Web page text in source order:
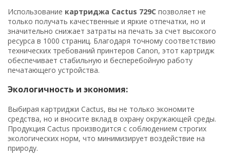
Использование картриджа Cactus 729C позволяет не
только получать качественные и яркие отпечатки, но и
значительно снижает затраты на печать за счет высокого
ресурса в 1000 страниц. Благодаря точному соответствию
технических требований принтеров Canon, этот картридж
обеспечивает стабильную и бесперебойную работу
печатающего устройства.
Экологичность и экономия:
Выбирая картриджи Cactus, вы не только экономите
средства, но и вносите вклад в охрану окружающей среды.
Продукция Cactus производится с соблюдением строгих
экологических норм, что минимизирует воздействие на
природу.